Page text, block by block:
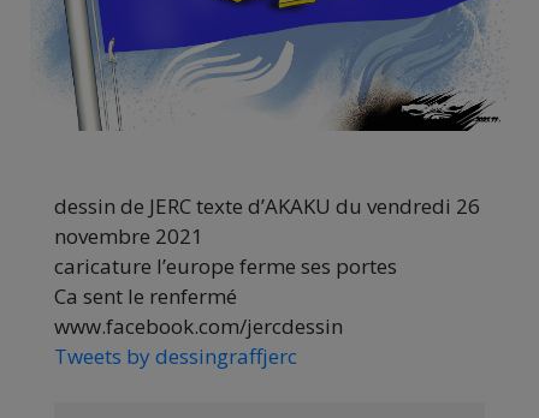
dessin de JERC texte d’AKAKU du vendredi 26
novembre 2021
caricature l’europe ferme ses portes
Ca sent le renfermé
www.facebook.com/jercdessin
Tweets by dessingraffjerc